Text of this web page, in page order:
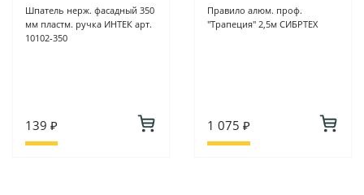
Шпатель нерж. фасадный 350
мм пластм. ручка ИНТЕК арт.
10102-350
139 ₽
Правило алюм. проф.
"Трапеция" 2,5м СИБРТЕХ
1 075 ₽